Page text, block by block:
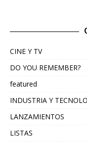
CINE Y TV
DO YOU REMEMBER?
featured
INDUSTRIA Y
LANZAMIENTOS
LISTAS